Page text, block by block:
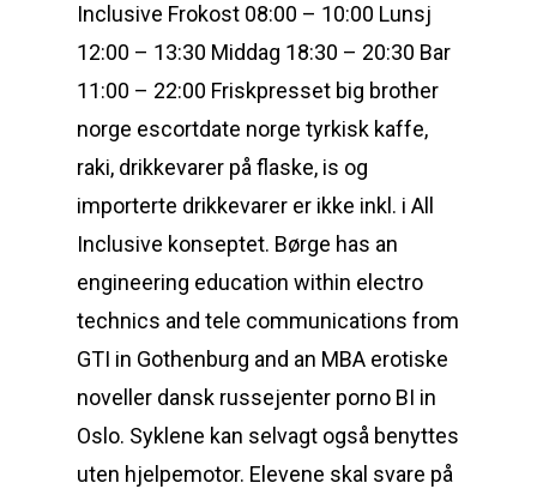
Inclusive Frokost 08:00 – 10:00 Lunsj
12:00 – 13:30 Middag 18:30 – 20:30 Bar
11:00 – 22:00 Friskpresset big brother
norge escortdate norge tyrkisk kaffe,
raki, drikkevarer på flaske, is og
importerte drikkevarer er ikke inkl. i All
Inclusive konseptet. Børge has an
engineering education within electro
technics and tele communications from
GTI in Gothenburg and an MBA erotiske
noveller dansk russejenter porno BI in
Oslo. Syklene kan selvagt også benyttes
uten hjelpemotor. Elevene skal svare på